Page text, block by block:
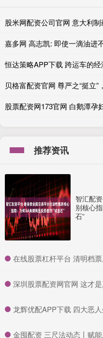
嘉多网 高志凯: 即使一滴油进
恒达策略APP下载 跨运车的
推荐资讯
智汇配
别核心
石”
在线股票杠杆平台 清明档票
深圳股票配资网官网 这才是真正的八路军：1944年
龙辉优配APP下载 四大恶人外号有规律
金囤配资 三尺法动态丨赋